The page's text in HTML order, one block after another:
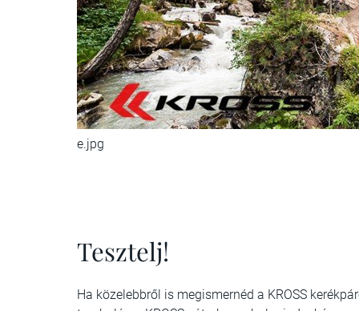
e.jpg
Tesztelj!
Ha közelebbről is megismernéd a KROSS